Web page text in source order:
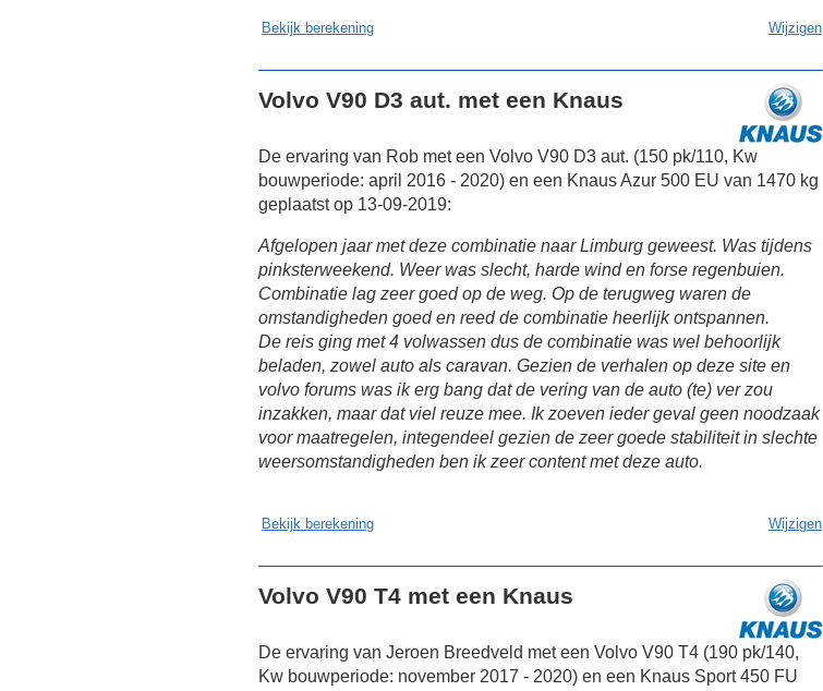
Bekijk berekening Wijzigen
Volvo V90 D3 aut. met een Knaus
De ervaring van Rob met een Volvo V90 D3 aut. (150 pk/110, Kw
bouwperiode: april 2016 - 2020) en een Knaus Azur 500 EU van 1470 kg
geplaatst op 13-09-2019:
Afgelopen jaar met deze combinatie naar Limburg geweest. Was tijdens
pinksterweekend. Weer was slecht, harde wind en forse regenbuien.
Combinatie lag zeer goed op de weg. Op de terugweg waren de
omstandigheden goed en reed de combinatie heerlijk ontspannen.
De reis ging met 4 volwassen dus de combinatie was wel behoorlijk
beladen, zowel auto als caravan. Gezien de verhalen op deze site en
volvo forums was ik erg bang dat de vering van de auto (te) ver zou
inzakken, maar dat viel reuze mee. Ik zoeven ieder geval geen noodzaak
voor maatregelen, integendeel gezien de zeer goede stabiliteit in slechte
weersomstandigheden ben ik zeer content met deze auto.
Bekijk berekening Wijzigen
Volvo V90 T4 met een Knaus
De ervaring van Jeroen Breedveld met een Volvo V90 T4 (190 pk/140,
Kw bouwperiode: november 2017 - 2020) en een Knaus Sport 450 FU